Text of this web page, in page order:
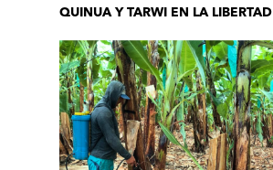
QUINUA Y TARWI EN LA LIBERTAD